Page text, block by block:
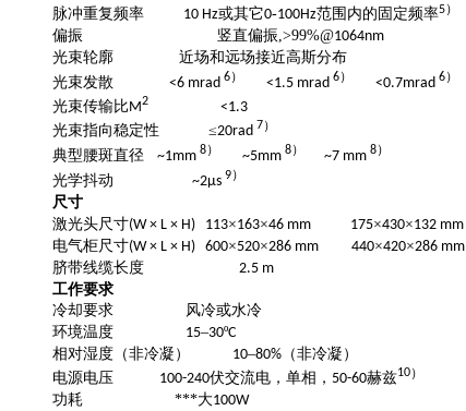
脉冲重复频率 10 Hz或其它0-100Hz范围内的固定频率5）
偏振 竖直偏振,>99%@1064nm
光束轮廓
近场和远场接近高斯分布
光束发散 <6 mrad 6） <1.5 mrad 6） <0.7mrad 6）
光束传输比M2
<1.3
光束指向稳定性
≤20rad 7）
典型腰斑直径 ~1mm 8） ~5mm 8） ~7 mm 8）
光学抖动 ~2µs 9）
尺寸
激光头尺寸(W × L × H) 113×163×46 mm 175×430×132 mm
电气柜尺寸(W × L × H) 600×520×286 mm 440×420×286 mm
脐带线缆长度 2.5 m
工作要求
冷却要求
风冷或水冷
环境温度 15–30ºC
相对湿度（非冷凝）
10–80% （非冷凝）
电源电压 100-240伏交流电，单相， 50-60赫兹10）
功耗 ***大100W